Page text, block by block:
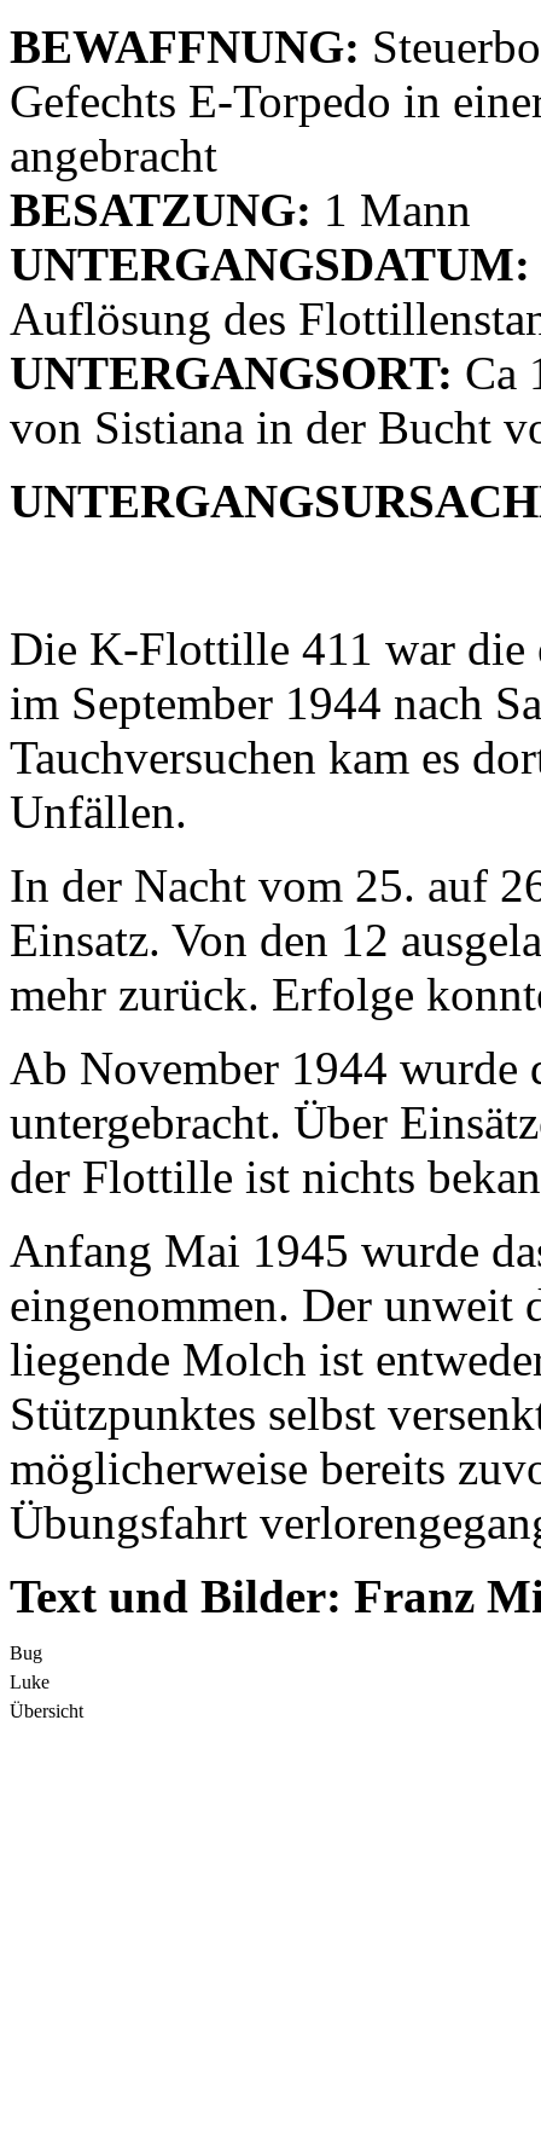
BEWAFFNUNG:
Gefechts E-Torpedo in
angebracht
BESATZUNG: 1 Mann
UNTERGANGSDATUM:
Auflösung des
UNTERGANGSORT: Ca
von Sistiana in der Bucht
Die K-Flottille 411 war die
im September 1944 nach
Tauchversuchen kam es
Unfällen.
In der Nacht vom 25. auf
Einsatz. Von den 12
mehr zurück. Erfolge
Ab November 1944 wurde
untergebracht. Über
der Flottille ist nichts
Anfang Mai 1945 wurde
eingenommen. Der unweit
liegende Molch ist
Stützpunktes selbst
möglicherweise bereits
Übungsfahrt
Text und Bilder: Franz
Bug
Luke
Übersicht